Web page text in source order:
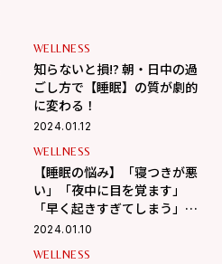
WELLNESS
知らないと損!? 朝・日中の過
ごし方で【睡眠】の質が劇的
に変わる！
2024.01.12
WELLNESS
【睡眠の悩み】「寝つきが悪
い」「夜中に目を覚ます」
「早く起きすぎてしまう」原
因と改善策
2024.01.10
WELLNESS